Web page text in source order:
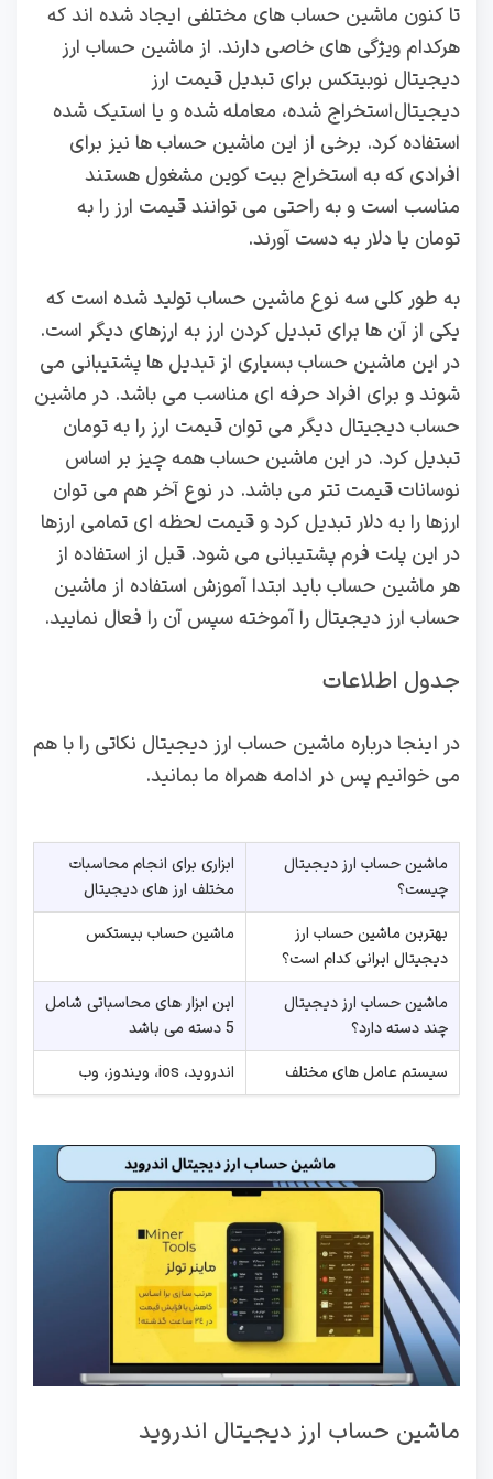
تا کنون ماشین حساب های مختلفی ایجاد شده اند که
هرکدام ویژگی های خاصی دارند. از ماشین حساب ارز
دیجیتال نوبیتکس برای تبدیل قیمت ارز
دیجیتال استخراج شده، معامله شده و یا استیک شده
استفاده کرد. برخی از این ماشین حساب ها نیز برای
افرادی که به استخراج بیت کوین مشغول هستند
مناسب است و به راحتی می توانند قیمت ارز را به
تومان یا دلار به دست آورند.
به طور کلی سه نوع ماشین حساب تولید شده است که
یکی از آن ها برای تبدیل کردن ارز به ارزهای دیگر است.
در این ماشین حساب بسیاری از تبدیل ها پشتیبانی می
شوند و برای افراد حرفه ای مناسب می باشد. در ماشین
حساب دیجیتال دیگر می توان قیمت ارز را به تومان
تبدیل کرد. در این ماشین حساب همه چیز بر اساس
نوسانات قیمت تتر می باشد. در نوع آخر هم می توان
ارزها را به دلار تبدیل کرد و قیمت لحظه ای تمامی ارزها
در این پلت فرم پشتیبانی می شود. قبل از استفاده از
هر ماشین حساب باید ابتدا آموزش استفاده از ماشین‌
حساب ارز دیجیتال را آموخته سپس آن را فعال نمایید.
جدول اطلاعات
در اینجا درباره ماشین حساب ارز دیجیتال نکاتی را با هم
می خوانیم پس در ادامه همراه ما بمانید.
ماشین حساب ارز دیجیتال
چیست؟
ابزاری برای انجام محاسبات
مختلف ارز های دیجیتال
بهترین ماشین حساب ارز
دیجیتال ایرانی کدام است؟
ماشین حساب بیستکس
ماشین حساب ارز دیجیتال
چند دسته دارد؟
این ابزار های محاسباتی شامل
5 دسته می باشد
سیستم عامل های مختلف
اندروید، ios، ویندوز، وب
ماشین حساب ارز دیجیتال اندروید